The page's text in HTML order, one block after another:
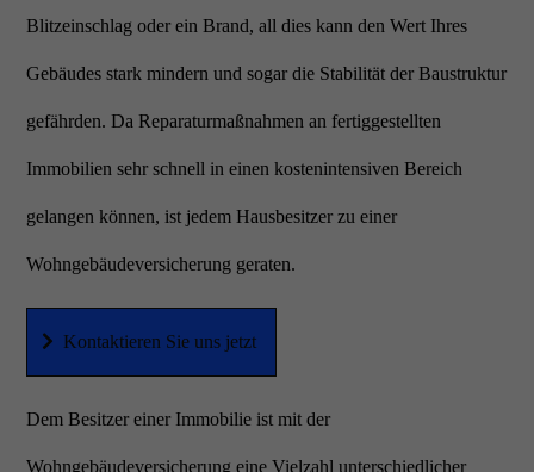
Blitzeinschlag oder ein Brand, all dies kann den Wert Ihres
Gebäudes stark mindern und sogar die Stabilität der Baustruktur
gefährden. Da Reparaturmaßnahmen an fertiggestellten
Immobilien sehr schnell in einen kostenintensiven Bereich
gelangen können, ist jedem Hausbesitzer zu einer
Wohngebäudeversicherung geraten.
Kontaktieren Sie uns jetzt
Dem Besitzer einer Immobilie ist mit der
Wohngebäudeversicherung eine Vielzahl unterschiedlicher